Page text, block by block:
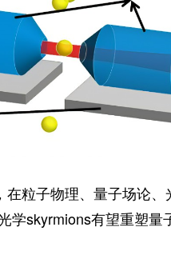
粒子物理、量子场论
学skyrmions有望重塑量